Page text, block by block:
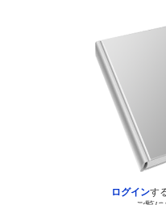
ログインす